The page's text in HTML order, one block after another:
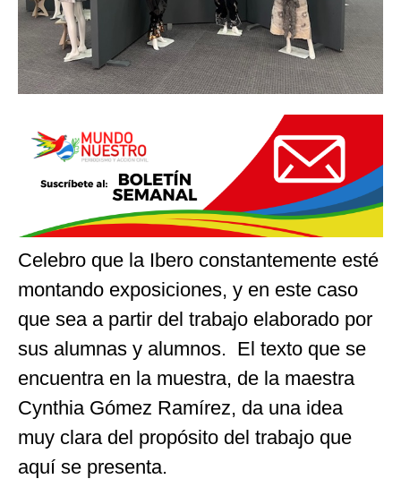
Celebro que la Ibero constantemente esté
montando exposiciones, y en este caso
que sea a partir del trabajo elaborado por
sus alumnas y alumnos. El texto que se
encuentra en la muestra, de la maestra
Cynthia Gómez Ramírez, da una idea
muy clara del propósito del trabajo que
aquí se presenta.